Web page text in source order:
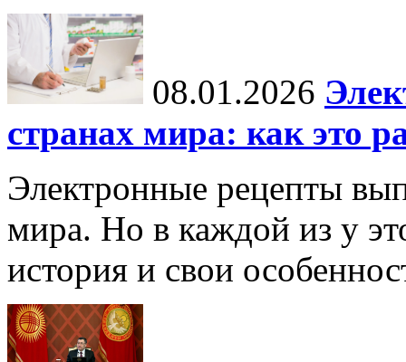
08.01.2026
странах мира: как это
Электронные рецепты
мира. Но в каждой из у
история и свои